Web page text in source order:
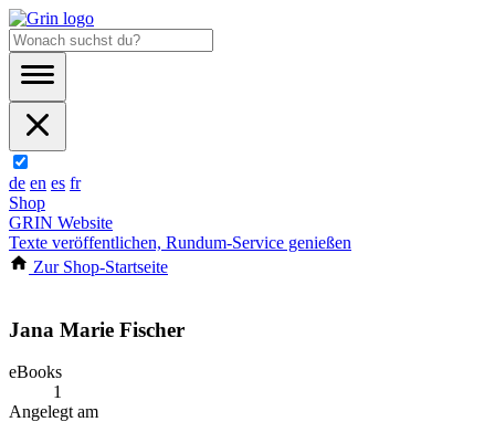
de en es fr
Shop
GRIN Website
Texte veröffentlichen, Rundum-Service genießen
Zur Shop-Startseite
Jana Marie Fischer
eBooks
1
Angelegt am